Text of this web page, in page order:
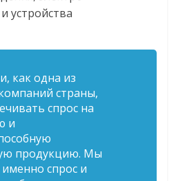
устройства
как одна из
страны,
спрос на
и
продукцию. Мы
спрос и